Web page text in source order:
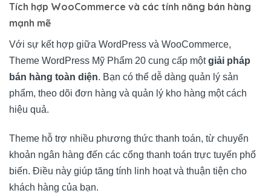
Tích hợp WooCommerce và các tính năng bán hàng
mạnh mẽ
Với sự kết hợp giữa WordPress và WooCommerce,
Theme WordPress Mỹ Phẩm 20 cung cấp mộtgiải pháp
bán hàng toàn diện. Bạn có thể dễ dàng quản lý sản
phẩm, theo dõi đơn hàng và quản lý kho hàng một cách
hiệu quả.
Theme hỗ trợ nhiều phương thức thanh toán, từ chuyển
khoản ngân hàng đến các cổng thanh toán trực tuyến phổ
biến. Điều này giúp tăng tính linh hoạt và thuận tiện cho
khách hàng của bạn.